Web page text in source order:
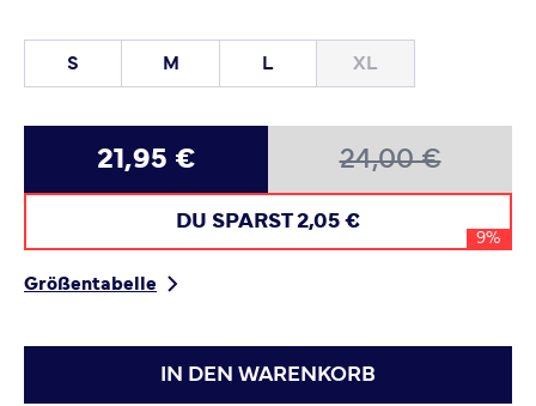
S M L XL
21,95 € 24,00 €
DU SPARST 2,05 €
9%
Größentabelle
IN DEN WARENKORB